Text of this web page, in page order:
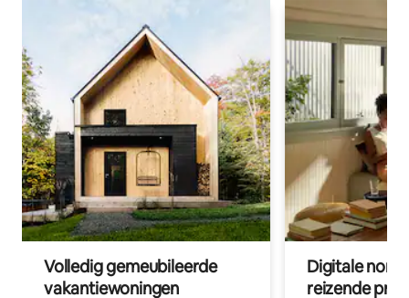
Volledig gemeubileerde
vakantiewoningen
Digitale
reizende